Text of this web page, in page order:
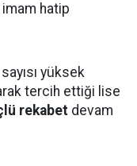
hatip
yüksek
tercih ettiği lise
rekabet devam